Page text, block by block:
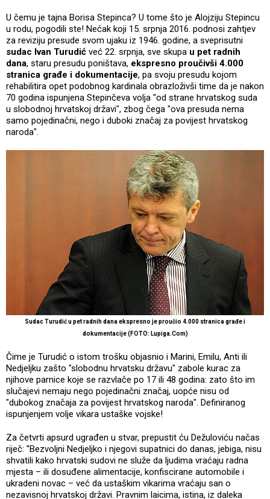
U čemu je tajna Borisa Stepinca? U tome što je Alojziju Stepincu
u rodu, pogodili ste! Nećak koji 15. srpnja 2016. podnosi zahtjev
za reviziju presude svom ujaku iz 1946. godine, a sveprisutni
sudac Ivan Turudić već 22. srpnja, sve skupa u pet radnih
dana, staru presudu poništava, ekspresno proučivši 4.000
stranica građe i dokumentacije, pa svoju presudu kojom
rehabilitira opet podobnog kardinala obrazloživši time da je nakon
70 godina ispunjena Stepinčeva volja "od strane hrvatskog suda
u slobodnoj hrvatskoj državi", zbog čega "ova presuda nema
samo pojedinačni, nego i duboki značaj za povijest hrvatskog
naroda".
Sudac Turudić u pet radnih dana ekspresno je proučio 4.000 stranica građe i
dokumentacije (FOTO: Lupiga.Com)
Čime je Turudić o istom trošku objasnio i Marini, Emilu, Anti ili
Nedjeljku zašto "slobodnu hrvatsku državu" zabole kurac za
njihove parnice koje se razvlače po 17 ili 48 godina: zato što im
slučajevi nemaju nego pojedinačni značaj, uopće nisu od
"dubokog značaja za povijest hrvatskog naroda". Definiranog
ispunjenjem volje vikara ustaške vojske!
Za četvrti apsurd ugrađen u stvar, prepustit ću Dežuloviću načas
riječ: "Bezvoljni Nedjeljko i njegovi supatnici do danas, jebiga, nisu
shvatili kako hrvatski sudovi ne služe da ljudima vraćaju radna
mjesta – ili dosuđene alimentacije, konfiscirane automobile i
ukradeni novac – već da ustaškim vikarima vraćaju san o
nezavisnoj hrvatskoj državi. Pravnim laicima, istina, iz daleka